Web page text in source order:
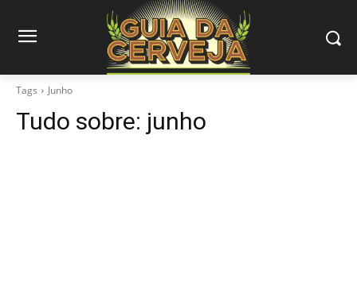
Tags Junho
Tudo sobre: junho